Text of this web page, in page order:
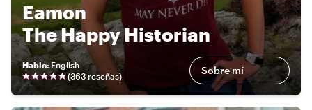
Eamon
The Happy Historian
Hablo:English
(363 reseñas) Sobre mí